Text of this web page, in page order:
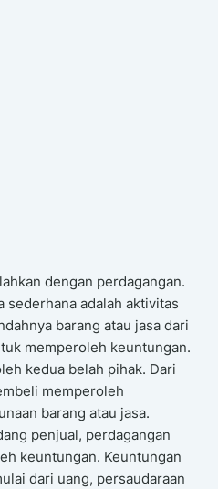
dengan perdagangan.
sederhana adalah aktivitas
barang atau jasa dari
memperoleh keuntungan.
kedua belah pihak. Dari
memperoleh
barang atau jasa.
penjual, perdagangan
keuntungan. Keuntungan
dari uang, persaudaraan